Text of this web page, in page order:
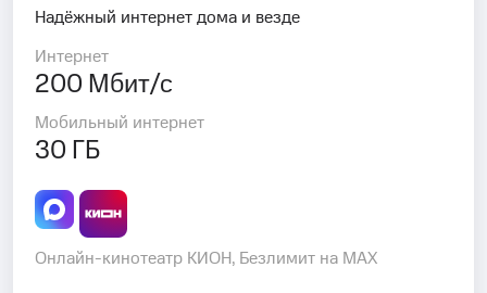
Надёжный интернет дома и везде
Интернет
200 Мбит/с
Мобильный интернет
30 ГБ
Онлайн-кинотеатр КИОН, Безлимит на MAX